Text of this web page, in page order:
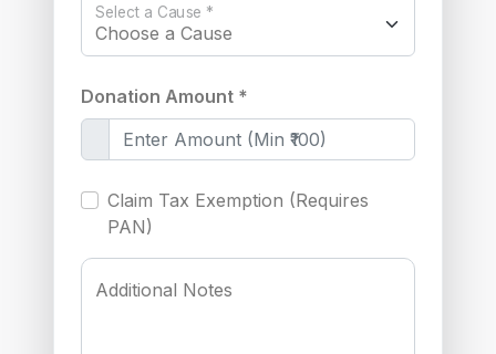
Select a Cause *
Donation Amount *
Claim Tax Exemption (Requires
PAN)
Additional Notes